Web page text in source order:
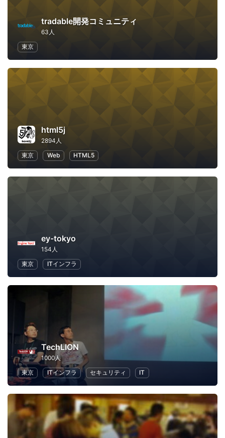
tradable開発コミュニティ
63人
東京
html5j
2894人
東京
Web HTML5
ey-tokyo
154人
東京
ITインフラ
TechLION
1000人
東京
ITインフラ セキュリティ IT